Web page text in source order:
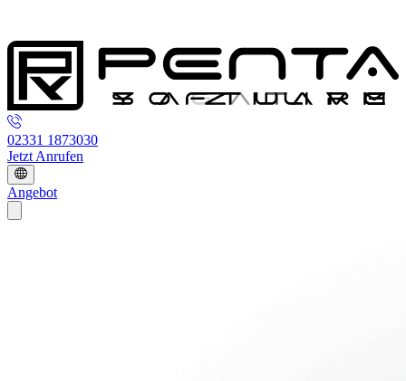
02331 1873030
Jetzt Anrufen
Angebot